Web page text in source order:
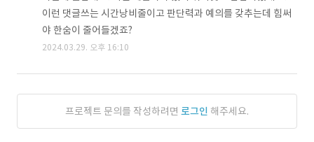
이런 댓글쓰는 시간낭비줄이고 판단력과 예의를 갖추는데 힘써
야 한숨이 줄어들겠죠?
2024.03.29. 오후 16:10
프로젝트 문의를 작성하려면 로그인 해주세요.